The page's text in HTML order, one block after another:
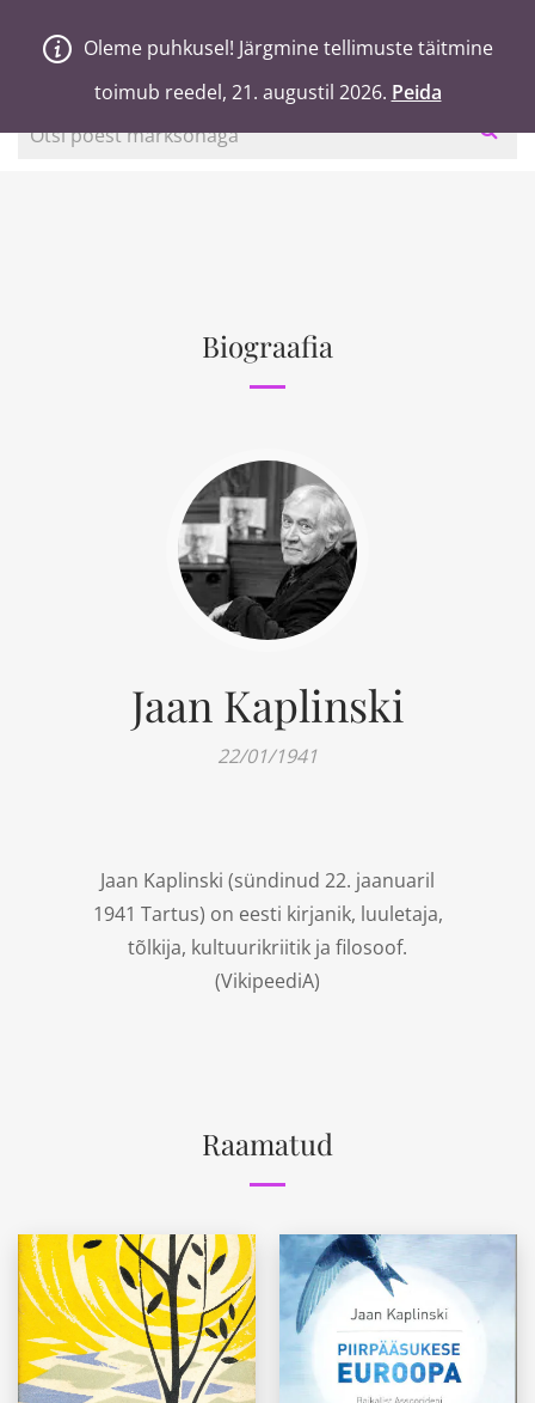
Vanaja Hea
Otsi poest märksõnaga
Ostukorv
Biograafia
Jaan Kaplinski
22/01/1941
Jaan Kaplinski (sündinud 22. jaanuaril
1941 Tartus) on eesti kirjanik, luuletaja,
tõlkija, kultuurikriitik ja filosoof.
(VikipeediA)
Raamatud
Oleme puhkusel! Järgmine tellimuste täitmine
toimub reedel, 21. augustil 2026. Peida
Oleme puhkusel! Järgmine tellimuste täitmine
toimub reedel, 21. augustil 2026. Peida